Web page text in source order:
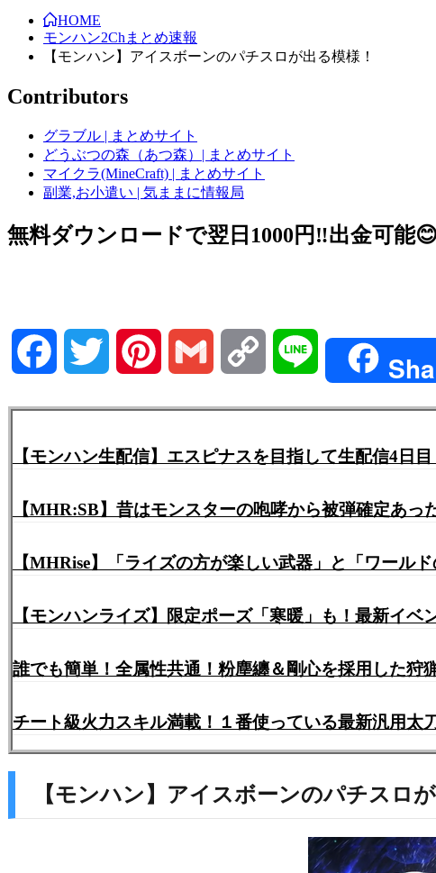
HOME
モンハン2Chまとめ速報
【モンハン】アイスボーンのパチスロが出る模様！
Contributors
グラブル | まとめサイト
どうぶつの森（あつ森）| まとめサイト
マイクラ(MineCraft) | まとめサイト
副業,お小遣い | 気ままに情報局
無料ダウンロードで翌日1000円‼️出金可能😊
Facebook Twitter Pinterest Gmail Copy
【モンハン生配信】エスピナスを目指して生配信4日目
【MHR:SB】昔はモンスターの咆哮から被弾確定あ
【MHRise】「ライズの方が楽しい武器」と「ワールド
【モンハンライズ】限定ポーズ「寒暖」も！最新イ
誰でも簡単！全属性共通！粉塵纏＆剛心を採用した狩
チート級火力スキル満載！１番使っている最新汎用太
【モンハン】アイスボーンのパチスロ